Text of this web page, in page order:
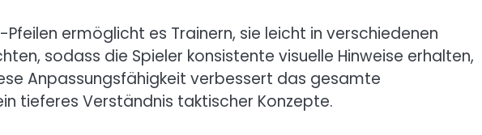
ermöglicht es Trainern, sie leicht in verschiedenen
sodass die Spieler konsistente visuelle Hinweise erhalten,
Anpassungsfähigkeit verbessert das gesamte
tieferes Verständnis taktischer Konzepte.